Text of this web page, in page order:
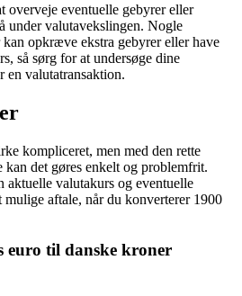
overveje eventuelle gebyrer eller
under valutavekslingen. Nogle
opkræve ekstra gebyrer eller have
så sørg for at undersøge dine
en valutatransaktion.
kompliceret, men med den rette
det gøres enkelt og problemfrit.
aktuelle valutakurs og eventuelle
mulige aftale, når du konverterer 1900
euro til danske kroner